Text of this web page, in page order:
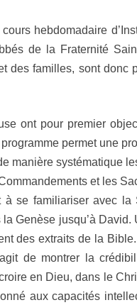
hebdomadaire
de la Fraternité
des familles, sont donc
ont pour premier
programme permet une
manière systématique
et les
se familiariser avec la
Genèse jusqu’à
des extraits de la
de montrer la
en Dieu, dans le
aux capacités